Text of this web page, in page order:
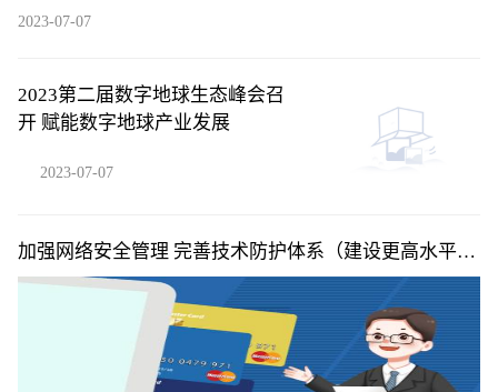
2023-07-07
2023第二届数字地球生态峰会召
开 赋能数字地球产业发展
2023-07-07
加强网络安全管理 完善技术防护体系（建设更高水平的
平安中国）